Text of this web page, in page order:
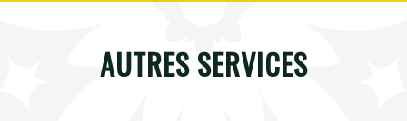
AUTRES SERVICES